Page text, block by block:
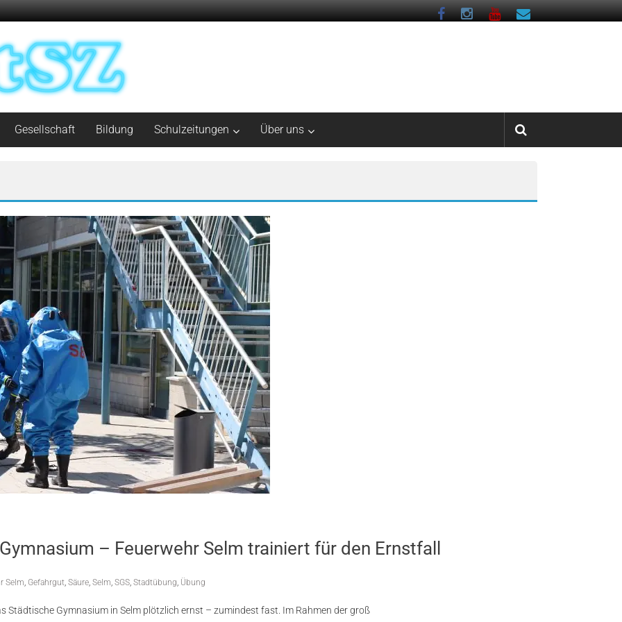
Gesellschaft Bildung Schulzeitungen Über uns
– Feuerwehr Selm trainiert für den Ernstfall
Selm, Gefahrgut, Säure, Selm, SGS, Stadtübung, Übung
Städtische Gymnasium in Selm plötzlich ernst – zumindest fast. Im Rahmen der groß